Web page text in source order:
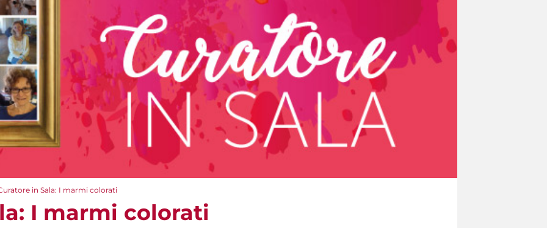
in Sala: I marmi colorati
I marmi colorati